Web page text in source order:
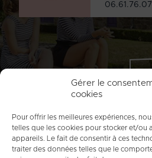
Gérer le
cookies
Pour offrir les meilleures expériences,
telles que les cookies pour stocker et/ou
appareils. Le fait de consentir à ces
traiter des données telles que le